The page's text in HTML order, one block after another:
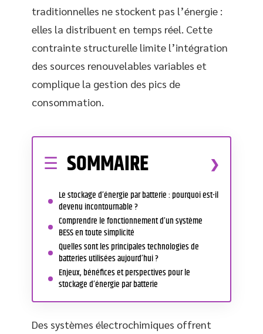
traditionnelles ne stockent pas l’énergie :
elles la distribuent en temps réel. Cette
contrainte structurelle limite l’intégration
des sources renouvelables variables et
complique la gestion des pics de
consommation.
SOMMAIRE
Le stockage d’énergie par batterie : pourquoi est-il
devenu incontournable ?
Comprendre le fonctionnement d’un système
BESS en toute simplicité
Quelles sont les principales technologies de
batteries utilisées aujourd’hui ?
Enjeux, bénéfices et perspectives pour le
stockage d’énergie par batterie
Des systèmes électrochimiques offrent